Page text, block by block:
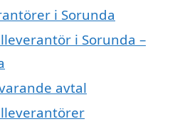
i Sorunda
i Sorunda –
avtal